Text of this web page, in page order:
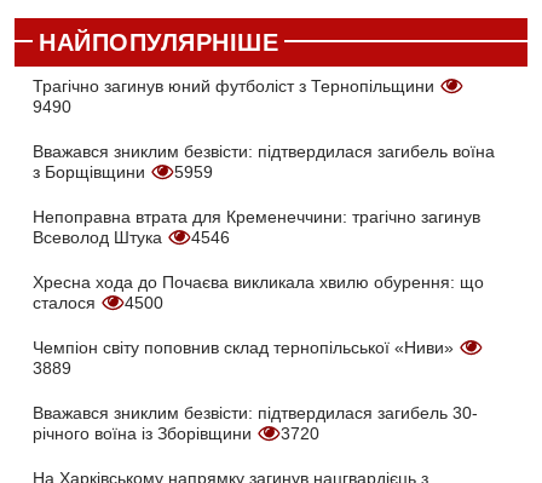
НАЙПОПУЛЯРНІШЕ
Трагічно загинув юний футболіст з Тернопільщини
9490
Вважався зниклим безвісти: підтвердилася загибель воїна
з Борщівщини
5959
Непоправна втрата для Кременеччини: трагічно загинув
Всеволод Штука
4546
Хресна хода до Почаєва викликала хвилю обурення: що
сталося
4500
Чемпіон світу поповнив склад тернопільської «Ниви»
3889
Вважався зниклим безвісти: підтвердилася загибель 30-
річного воїна із Зборівщини
3720
На Харківському напрямку загинув нацгвардієць з